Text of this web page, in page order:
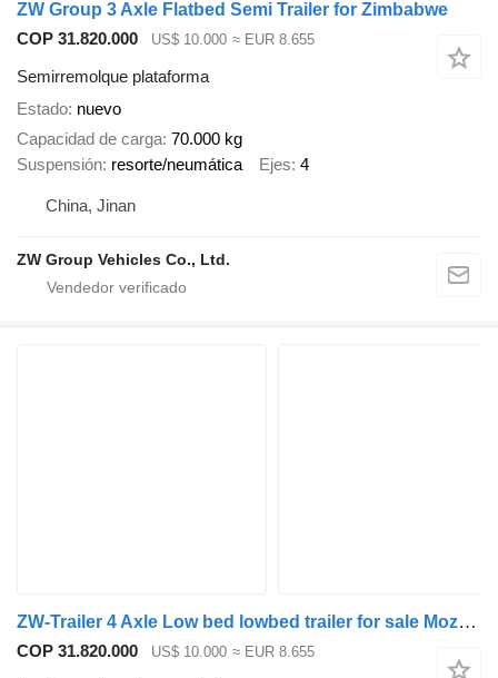
ZW Group 3 Axle Flatbed Semi Trailer for Zimbabwe
COP 31.820.000
US$ 10.000 ≈ EUR 8.655
Semirremolque plataforma
Estado nuevo
Capacidad de carga 70.000 kg
Suspensión resorte/neumática Ejes 4
China, Jinan
ZW Group Vehicles Co., Ltd.
ZW-Trailer 4 Axle Low bed lowbed trailer for sale Mozambique
COP 31.820.000 US$ 10.000 ≈ EUR 8.655